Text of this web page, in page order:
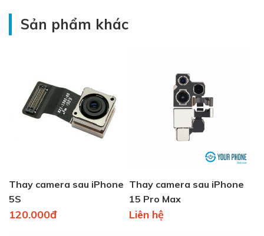
Sản phẩm khác
Thay camera sau iPhone
5S
120.000đ
Thay camera sau iPhone
15 Pro Max
Liên hệ